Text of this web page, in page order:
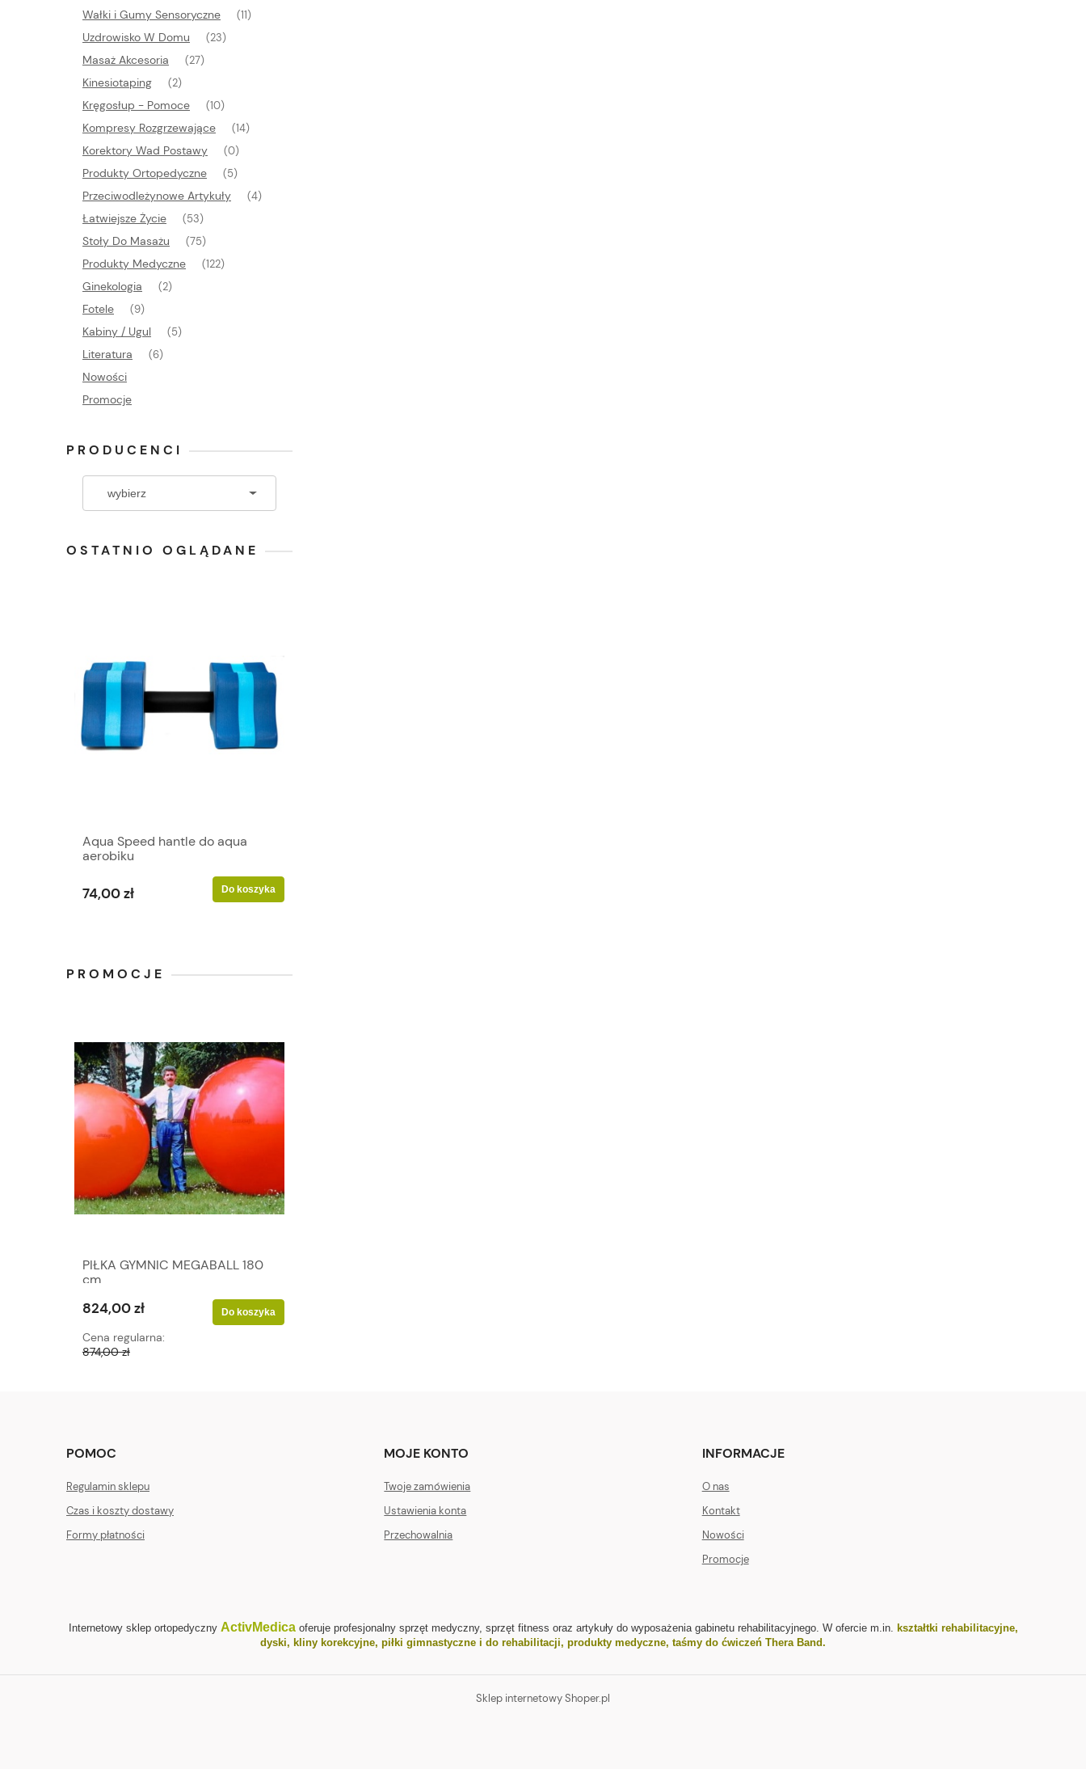
Wałki i Gumy Sensoryczne (11)
Uzdrowisko W Domu (23)
Masaż Akcesoria (27)
Kinesiotaping (2)
Kręgosłup - Pomoce (10)
Kompresy Rozgrzewające (14)
Korektory Wad Postawy (0)
Produkty Ortopedyczne (5)
Przeciwodleżynowe Artykuły (4)
Łatwiejsze Życie (53)
Stoły Do Masażu (75)
Produkty Medyczne (122)
Ginekologia (2)
Fotele (9)
Kabiny / Ugul (5)
Literatura (6)
Nowości
Promocje
PRODUCENCI
OSTATNIO OGLĄDANE
Aqua Speed hantle do aqua
aerobiku
74,00 zł Do koszyka
PROMOCJE
PIŁKA GYMNIC MEGABALL 180
cm
824,00 zł
Cena regularna:
874,00 zł
Do koszyka
POMOC
Regulamin sklepu
Czas i koszty dostawy
Formy płatności
MOJE KONTO
Twoje zamówienia
Ustawienia konta
Przechowalnia
INFORMACJE
O nas
Kontakt
Nowości
Promocje
Internetowy sklep ortopedyczny ActivMedicaoferuje profesjonalny sprzęt medyczny, sprzęt fitness oraz artykuły do wyposażenia gabinetu rehabilitacyjnego. W ofercie m.in. kształtki rehabilitacyjne,
dyski, kliny korekcyjne, piłki gimnastyczne i do rehabilitacji, produkty medyczne, taśmy do ćwiczeń Thera Band.
Sklep internetowy Shoper.pl